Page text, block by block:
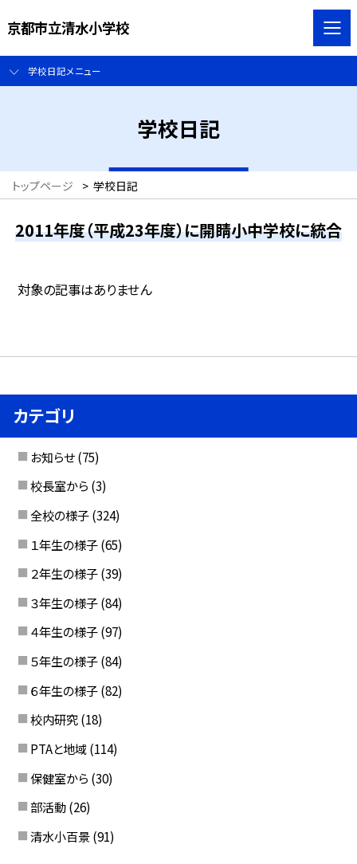
京都市立清水小学校
学校日記メニュー
学校日記
トップページ > 学校日記
2011年度（平成23年度）に開睛小中学校に統合
対象の記事はありません
カテゴリ
お知らせ (75)
校長室から (3)
全校の様子 (324)
１年生の様子 (65)
２年生の様子 (39)
３年生の様子 (84)
４年生の様子 (97)
５年生の様子 (84)
６年生の様子 (82)
校内研究 (18)
PTAと地域 (114)
保健室から (30)
部活動 (26)
清水小百景 (91)